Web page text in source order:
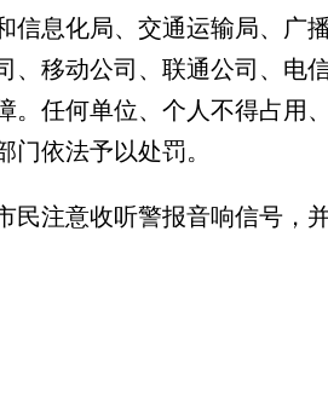
息化局、交通运输局、广
、移动公司、联通公司、电
。任何单位、个人不得占用
门依法予以处罚。
注意收听警报音响信号，并